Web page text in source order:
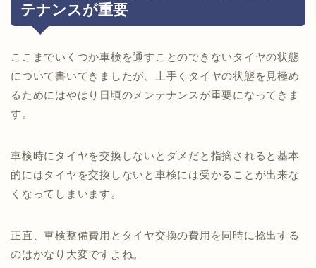
テナンスが重要
ここまでいくつか車検を通すことのできないタイヤの状態
について書いてきましたが、上手くタイヤの状態を見極め
るためにはやはり日頃のメンテナンスが重要になってきま
す。
車検時にタイヤを交換しないとダメだと指摘されると基本
的にはタイヤを交換しないと車検には受かることが出来な
くなってしまいます。
正直、車検整備費用とタイヤ交換の費用を同時に捻出する
のはかなり大変ですよね。